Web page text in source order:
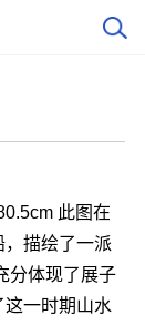
此图在
描绘了一派
分体现了展子
一时期山水